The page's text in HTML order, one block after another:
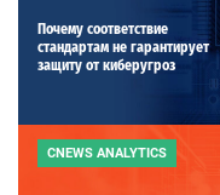
Почему соответствие
стандартам не гарантирует
защиту от киберугроз
CNEWS ANALYTICS